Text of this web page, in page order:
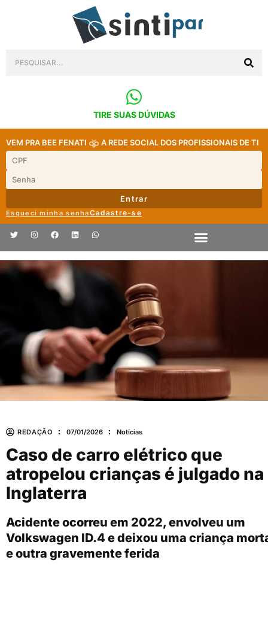
TIRE SUAS DÚVIDAS
VEM PRA BEE FENATI A REDE SOCIAL DOS PROFISSIONAIS DE TI
Entrar
Esqueci minha senhaCadastre-se
REDAÇÃO 07/01/2026 Notícias
Caso de carro elétrico que
atropelou crianças é julgado na
Inglaterra
Acidente ocorreu em 2022, envolveu um
Volkswagen ID.4 e deixou uma criança
e outra gravemente ferida